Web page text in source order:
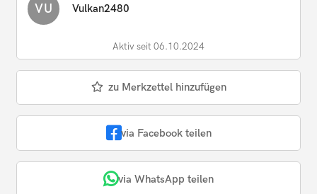
VU Vulkan2480
Aktiv seit 06.10.2024
zu Merkzettel hinzufügen
via Facebook teilen
via WhatsApp teilen